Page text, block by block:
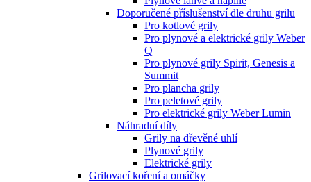
Doporučené příslušenství dle druhu grilu
Pro kotlové grily
Pro plynové a elektrické grily Weber
Q
Pro plynové grily Spirit, Genesis a
Summit
Pro plancha grily
Pro peletové grily
Pro elektrické grily Weber Lumin
Náhradní díly
Grily na dřevěné uhlí
Plynové grily
Elektrické grily
Grilovací koření a omáčky